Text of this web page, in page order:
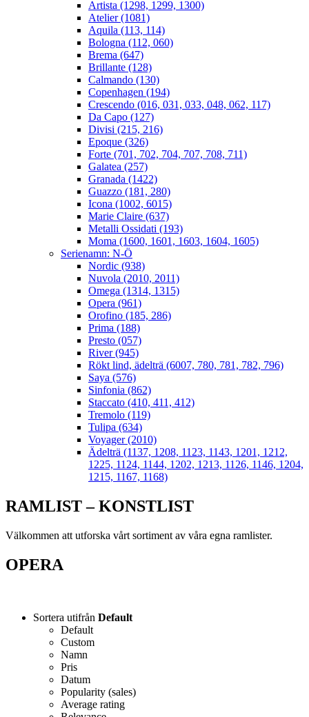
Artista (1298, 1299, 1300)
Atelier (1081)
Aquila (113, 114)
Bologna (112, 060)
Brema (647)
Brillante (128)
Calmando (130)
Copenhagen (194)
Crescendo (016, 031, 033, 048, 062, 117)
Da Capo (127)
Divisi (215, 216)
Epoque (326)
Forte (701, 702, 704, 707, 708, 711)
Galatea (257)
Granada (1422)
Guazzo (181, 280)
Icona (1002, 6015)
Marie Claire (637)
Metalli Ossidati (193)
Moma (1600, 1601, 1603, 1604, 1605)
Serienamn: N-Ö
Nordic (938)
Nuvola (2010, 2011)
Omega (1314, 1315)
Opera (961)
Orofino (185, 286)
Prima (188)
Presto (057)
River (945)
Rökt lind, ädelträ (6007, 780, 781, 782, 796)
Saya (576)
Sinfonia (862)
Staccato (410, 411, 412)
Tremolo (119)
Tulipa (634)
Voyager (2010)
Ädelträ (1137, 1208, 1123, 1143, 1201, 1212,
1225, 1124, 1144, 1202, 1213, 1126, 1146, 1204,
1215, 1167, 1168)
RAMLIST – KONSTLIST
Välkommen att utforska vårt sortiment av våra egna ramlister.
OPERA
Sortera utifrån Default
Default
Custom
Namn
Pris
Datum
Popularity (sales)
Average rating